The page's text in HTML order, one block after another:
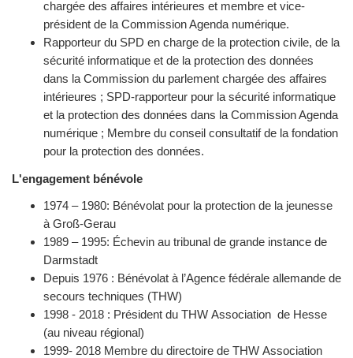
chargée des affaires intérieures et membre et vice-
président de la Commission Agenda numérique.
Rapporteur du SPD en charge de la protection civile, de la
sécurité informatique et de la protection des données
dans la Commission du parlement chargée des affaires
intérieures ; SPD-rapporteur pour la sécurité informatique
et la protection des données dans la Commission Agenda
numérique ; Membre du conseil consultatif de la fondation
pour la protection des données.
L'engagement bénévole
1974 – 1980: Bénévolat pour la protection de la jeunesse
à Groß-Gerau
1989 – 1995: Échevin au tribunal de grande instance de
Darmstadt
Depuis 1976 : Bénévolat à l’Agence fédérale allemande de
secours techniques (THW)
1998 - 2018 : Président du THW Association de Hesse
(au niveau régional)
1999- 2018 Membre du directoire de THW Association